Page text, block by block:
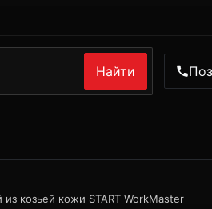
Найти
из козьей кожи START WorkMaster